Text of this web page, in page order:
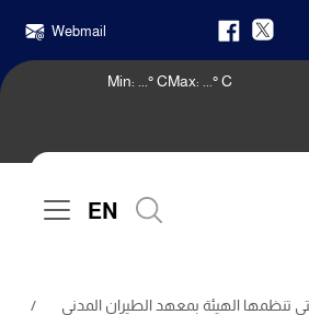
Webmail
Max: ° C
Min: ° C
EN
تنظمها الهيئة بمعهد الطيران المدني